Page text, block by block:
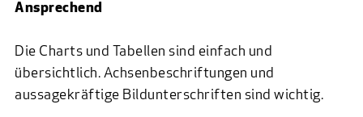
Ansprechend
Die Charts und Tabellen sind einfach und
übersichtlich. Achsenbeschriftungen und
aussagekräftige Bildunterschriften sind wichtig.